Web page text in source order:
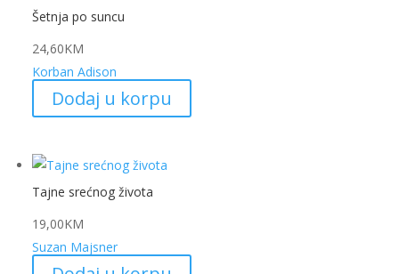
Šetnja po suncu
24,60KM
Korban Adison
Dodaj u korpu
Tajne srećnog života
19,00KM
Suzan Majsner